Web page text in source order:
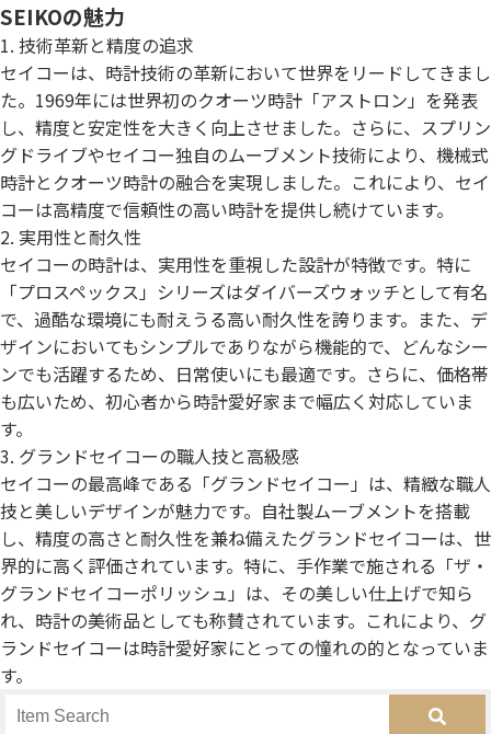
SEIKOの魅力
1. 技術革新と精度の追求
セイコーは、時計技術の革新において世界をリードしてきまし
た。1969年には世界初のクオーツ時計「アストロン」を発表
し、精度と安定性を大きく向上させました。さらに、スプリン
グドライブやセイコー独自のムーブメント技術により、機械式
時計とクオーツ時計の融合を実現しました。これにより、セイ
コーは高精度で信頼性の高い時計を提供し続けています。
2. 実用性と耐久性
セイコーの時計は、実用性を重視した設計が特徴です。特に
「プロスペックス」シリーズはダイバーズウォッチとして有名
で、過酷な環境にも耐えうる高い耐久性を誇ります。また、デ
ザインにおいてもシンプルでありながら機能的で、どんなシー
ンでも活躍するため、日常使いにも最適です。さらに、価格帯
も広いため、初心者から時計愛好家まで幅広く対応していま
す。
3. グランドセイコーの職人技と高級感
セイコーの最高峰である「グランドセイコー」は、精緻な職人
技と美しいデザインが魅力です。自社製ムーブメントを搭載
し、精度の高さと耐久性を兼ね備えたグランドセイコーは、世
界的に高く評価されています。特に、手作業で施される「ザ・
グランドセイコーポリッシュ」は、その美しい仕上げで知ら
れ、時計の美術品としても称賛されています。これにより、グ
ランドセイコーは時計愛好家にとっての憧れの的となっていま
す。